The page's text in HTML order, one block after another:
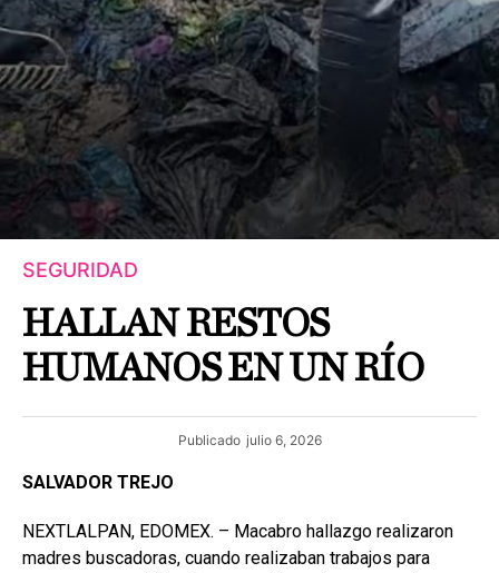
SEGURIDAD
HALLAN RESTOS
HUMANOS EN UN RÍO
Publicado julio 6, 2026
SALVADOR TREJO
NEXTLALPAN, EDOMEX. – Macabro hallazgo realizaron
madres buscadoras, cuando realizaban trabajos para